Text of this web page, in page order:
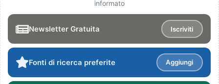
informato
Newsletter Gratuita Iscriviti
Fonti di ricerca preferite Aggiungi